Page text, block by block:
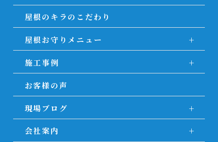
屋根のキラのこだわり
屋根お守りメニュー
施工事例
お客様の声
現場ブログ
会社案内